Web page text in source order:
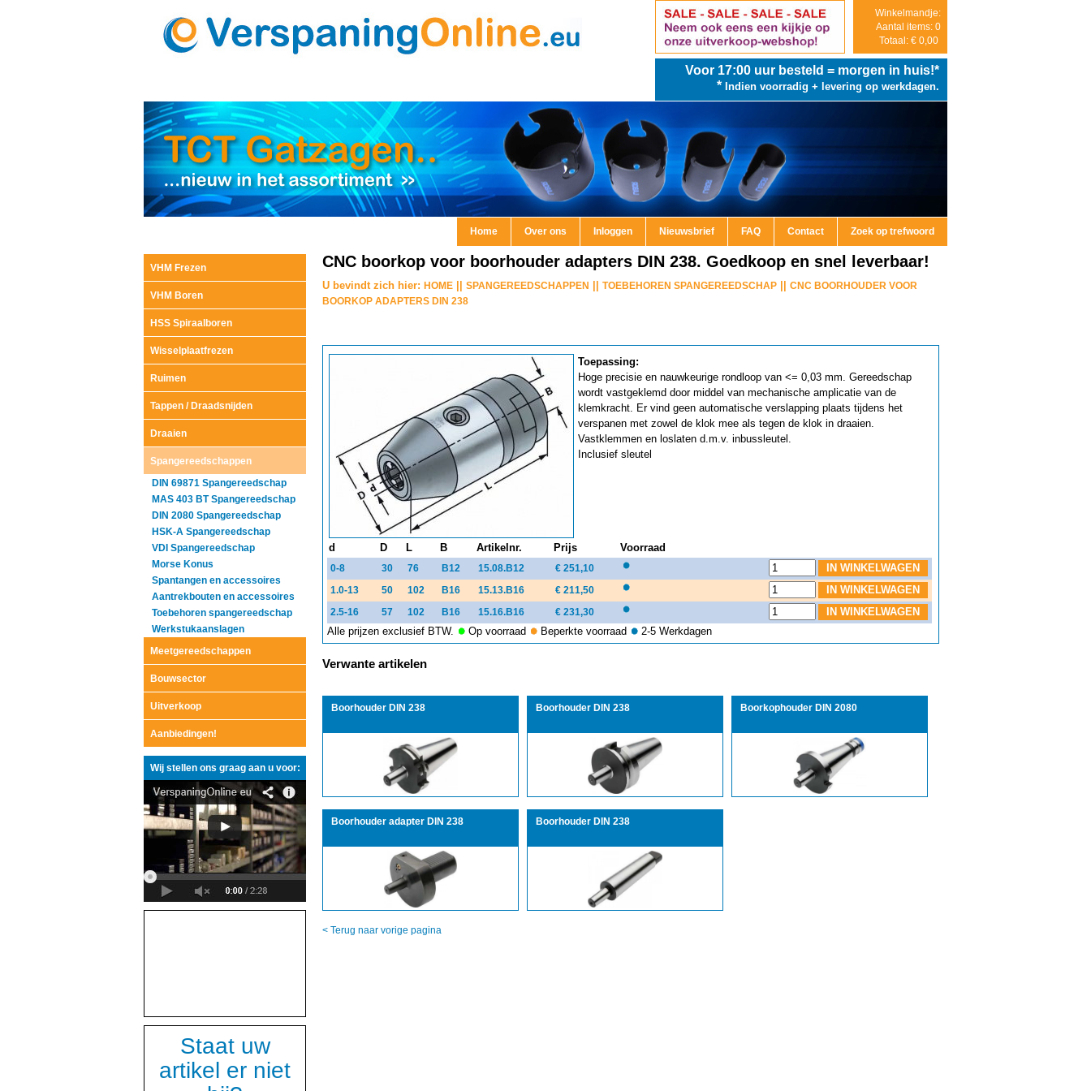
Winkelmandje:
Aantal items: 0
Totaal: € 0,00
Voor 17:00 uur besteld = morgen in huis!*
* Indien voorradig + levering op werkdagen.
Home Over ons Inloggen Nieuwsbrief FAQ Contact Zoek op trefwoord
VHM Frezen
VHM Boren
HSS Spiraalboren
Wisselplaatfrezen
Ruimen
Tappen / Draadsnijden
Draaien
Spangereedschappen
DIN 69871 Spangereedschap
MAS 403 BT Spangereedschap
DIN 2080 Spangereedschap
HSK-A Spangereedschap
VDI Spangereedschap
Morse Konus
Spantangen en accessoires
Aantrekbouten en accessoires
Toebehoren spangereedschap
Werkstukaanslagen
Meetgereedschappen
Bouwsector
Uitverkoop
Aanbiedingen!
Wij stellen ons graag aan u voor:
Staat uw
artikel er niet
CNC boorkop voor boorhouder adapters DIN 238. Goedkoop en snel leverbaar!
U bevindt zich hier: HOME SPANGEREEDSCHAPPEN TOEBEHOREN SPANGEREEDSCHAP
CNC BOORHOUDER VOOR
BOORKOP ADAPTERS DIN 238
Toepassing:
Hoge precisie en nauwkeurige rondloop van <= 0,03 mm. Gereedschap
wordt vastgeklemd door middel van mechanische amplicatie van de
klemkracht. Er vind geen automatische verslapping plaats tijdens het
verspanen met zowel de klok mee als tegen de klok in draaien.
Vastklemmen en loslaten d.m.v. inbussleutel.
Inclusief sleutel
d D L B Artikelnr. Prijs Voorraad
0-8 30 76 B12 15.08.B12
€ 251,10
1.0-13
50 102 B16 15.13.B16
€ 211,50
2.5-16
57 102 B16 15.16.B16 € 231,30
Alle prijzen exclusief BTW. Op voorraad Beperkte voorraad 2-5 Werkdagen
Verwante artikelen
Boorhouder DIN 238 Boorhouder DIN 238 Boorkophouder DIN 2080
Boorhouder adapter DIN 238 Boorhouder DIN 238
< Terug naar vorige pagina